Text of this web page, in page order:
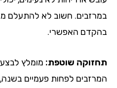
חשוב לא להתעלם
האפשרי.
שוטפת:מומלץ לבצע
לפחות פעמיים בשנה, על